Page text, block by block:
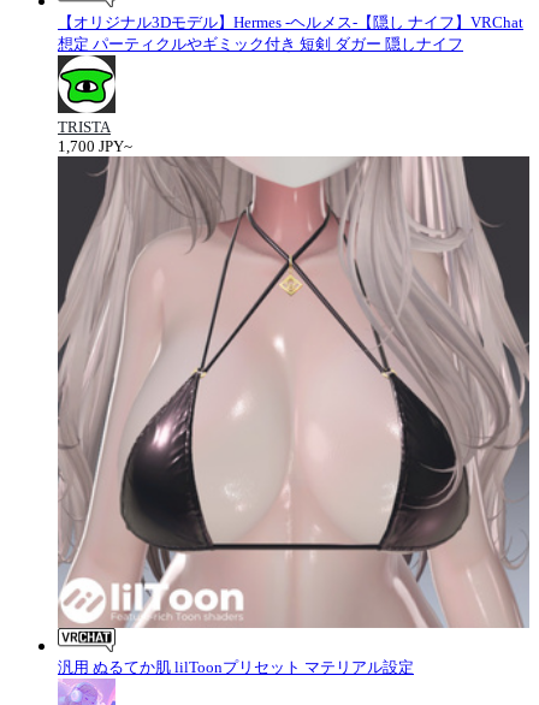
【オリジナル3Dモデル】Hermes -ヘルメス-【隠し ナイフ】VRChat
想定 パーティクルやギミック付き 短剣 ダガー 隠しナイフ
TRISTA
1,700 JPY~
汎用 ぬるてか肌 lilToonプリセット マテリアル設定